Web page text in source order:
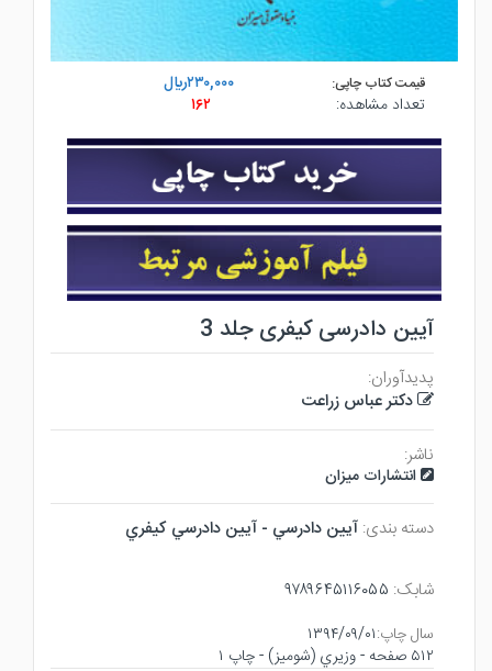
قیمت کتاب چاپی:
۲۳۰,۰۰۰ريال
تعداد مشاهده:
۱۶۲
آیین دادرسی کیفری جلد 3
پدیدآوران:
دکتر عباس زراعت
ناشر:
انتشارات میزان
دسته بندی: آيين دادرسي - آيين دادرسي كيفري
شابک: ۹۷۸۹۶۴۵۱۱۶۰۵۵
سال چاپ:۱۳۹۴/۰۹/۰۱
۵۱۲ صفحه - وزيري (شوميز) - چاپ ۱